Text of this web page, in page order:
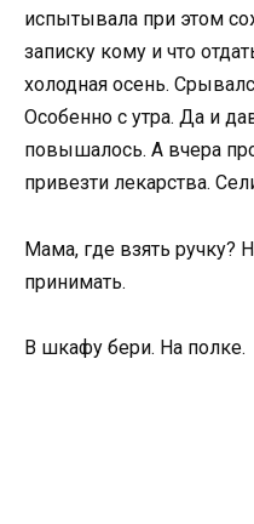
испытывала при этом
записку кому и что
холодная осень.
Особенно с утра. Да и
повышалось. А вчера
привезти лекарства.
Мама, где взять ручку?
принимать.
В шкафу бери. На полке.